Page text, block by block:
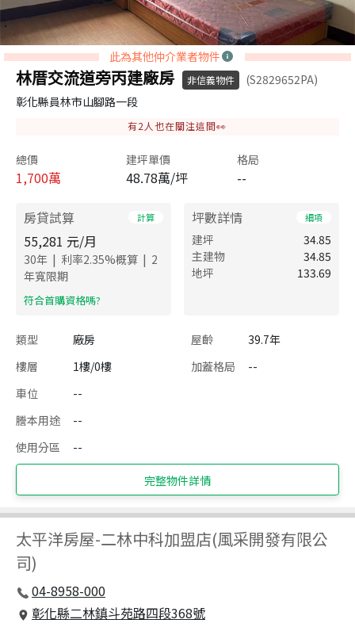
此為其他仲介業者物件
林厝交流道旁丙建廠房 非信義物件
(S2829652PA)
彰化縣員林市山腳路一段
有2 人也在關注這間👀
總價
1,700萬
建坪單價
48.78萬/坪
格局
--
房貸試算 計算
55,281 元/月
30年 | 利率2.35%概算 | 2
年寬限期
​符合首購資格嗎?
坪數詳情 細項
建坪
34.85
主建物
34.85
地坪
133.69
類型 廠房 屋齡
39.7年
樓層
1樓/0樓 加蓋格局
--
車位
--
謄本用途
--
使用分區
--
完整物件詳情
太平洋房屋-二林中科加盟店(風采開發有限公
司)
04-8958-000
彰化縣二林鎮斗苑路四段368號